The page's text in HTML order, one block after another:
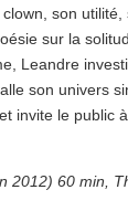
son utilité,
sur la
Leandre
son univers
invite le public
2012) 60 min,